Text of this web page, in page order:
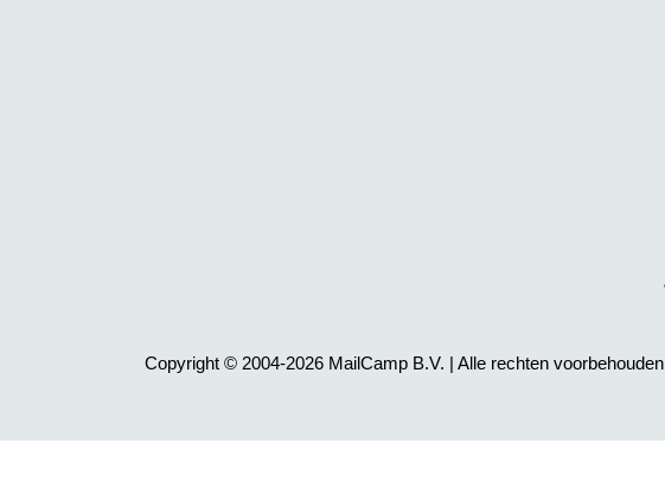
Copyright © 2004-2026 MailCamp B.V. | Alle rechten voorbehouden